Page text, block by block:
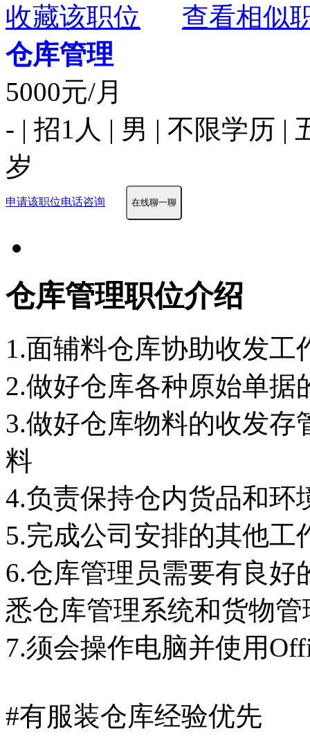
收藏该职位
查看相似
仓库管理
5000元/月
- | 招1人 | 男 | 不限学历 |
岁
申请该职位电话咨询 在线聊一聊
仓库管理职位介绍
1.面辅料仓库协助收发工
2.做好仓库各种原始单据
3.做好仓库物料的收发
料
4.负责保持仓内货品和环
5.完成公司安排的其他工
6.仓库管理员需要有良
悉仓库管理系统和货物
7.须会操作电脑并使用
#有服装仓库经验优先